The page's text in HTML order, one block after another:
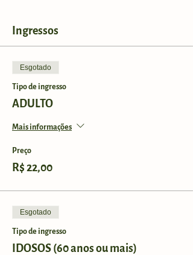
Ingressos
Esgotado
Tipo de ingresso
ADULTO
Mais informações
Preço
R$ 22,00
Esgotado
Tipo de ingresso
IDOSOS (60 anos ou mais)